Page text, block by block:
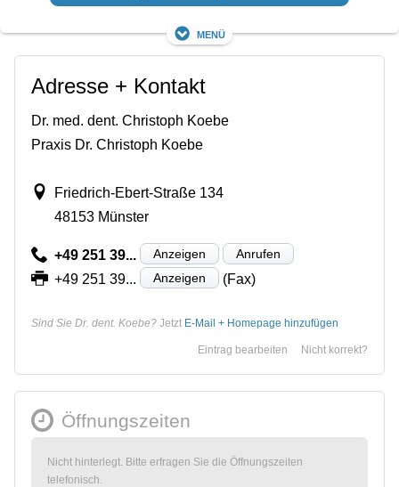
Menü
Adresse + Kontakt
Dr. med. dent. Christoph Koebe
Praxis Dr. Christoph Koebe
Friedrich-Ebert-Straße 134
48153 Münster
+49 251 39... Anzeigen Anrufen
+49 251 39... Anzeigen (Fax)
Sind Sie Dr. dent. Koebe? Jetzt E-Mail + Homepage hinzufügen
Nicht korrekt?
Eintrag bearbeiten
Öffnungszeiten
Nicht hinterlegt. Bitte erfragen Sie die Öffnungszeiten
telefonisch.